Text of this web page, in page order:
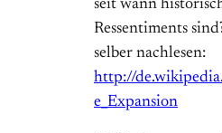
seit wann
Ressentiments
selber nachlesen:
http://
e_Expansion